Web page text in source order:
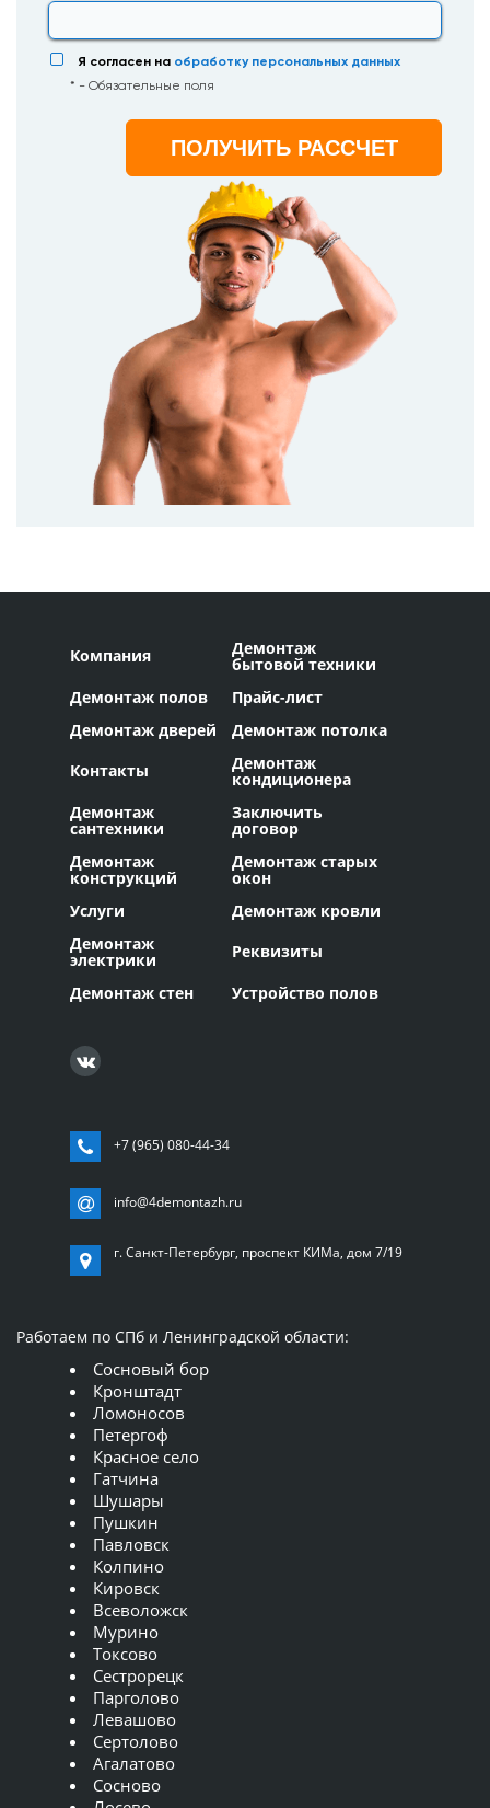
Я согласен на обработку персональных данных
* - Обязательные поля
ПОЛУЧИТЬ РАССЧЕТ
Компания Демонтаж
бытовой техники
Демонтаж полов
Прайс-лист
Демонтаж дверей
Демонтаж потолка
Контакты
Демонтаж
кондиционера
Демонтаж
сантехники
Заключить
договор
Демонтаж
конструкций
Демонтаж старых
окон
Услуги
Демонтаж кровли
Демонтаж
электрики
Реквизиты
Демонтаж стен
Устройство полов
+7 (965) 080-44-34
info@4demontazh.ru
г. Санкт-Петербург, проспект КИМа, дом 7/19
Работаем по СПб и Ленинградской области:
Сосновый бор
Кронштадт
Ломоносов
Петергоф
Красное село
Гатчина
Шушары
Пушкин
Павловск
Колпино
Кировск
Всеволожск
Мурино
Токсово
Сестрорецк
Парголово
Левашово
Сертолово
Агалатово
Сосново